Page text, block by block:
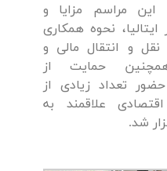
مراسم مزایا و
نحوه همکاری
و انتقال مالی و
حمایت از
تعداد زیادی از
علاقمند به
شد.